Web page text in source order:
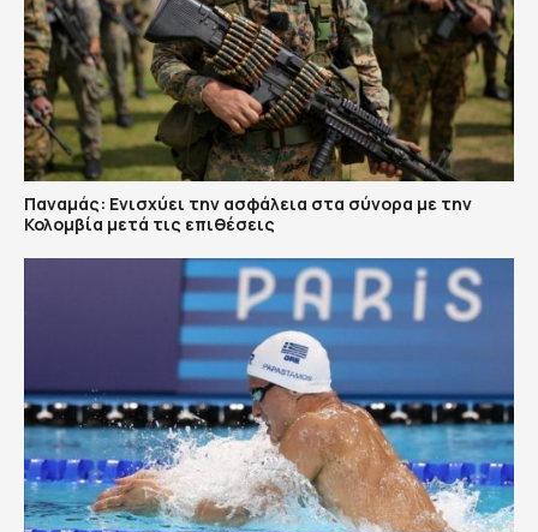
Παναμάς: Ενισχύει την ασφάλεια στα σύνορα με την
Κολομβία μετά τις επιθέσεις